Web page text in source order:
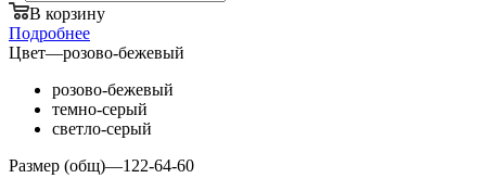
В корзину
Подробнее
Цвет—розово-бежевый
розово-бежевый
темно-серый
светло-серый
Размер (общ)—122-64-60